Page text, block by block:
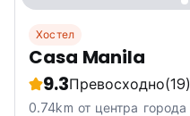
Хостел
Casa Manila
9.3Превосходно(19)
0.74km от центра города